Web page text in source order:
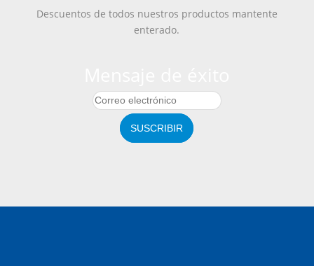
Descuentos de todos nuestros productos mantente
enterado.
SUSCRIBIR